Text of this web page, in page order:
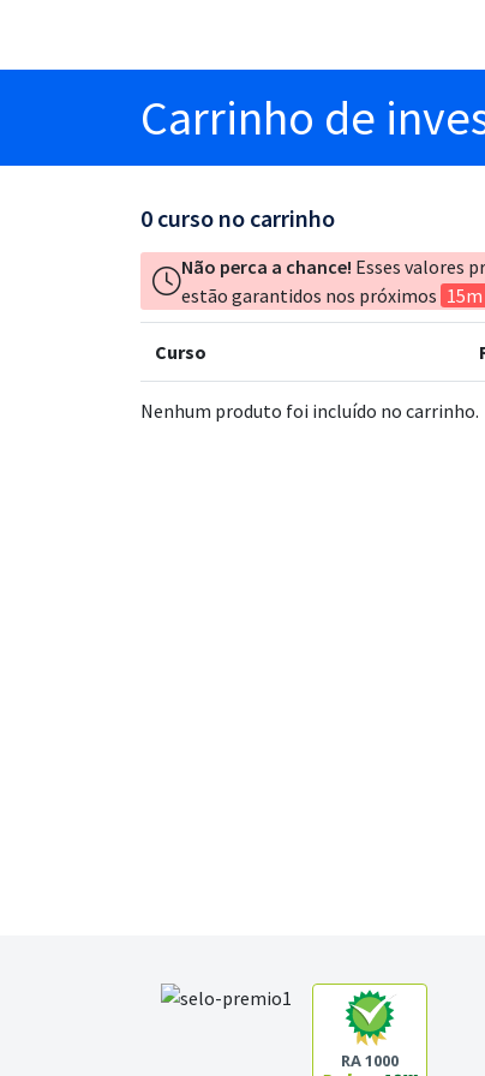
Carrinho de
0 curso no carrinho
Não perca a chance! Esses valores
estão garantidos nos próximos
Curso
Nenhum produto foi incluído no carrinho.
RA 1000